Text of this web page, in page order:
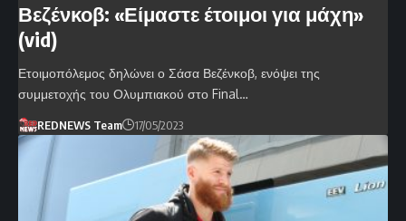
Βεζένκοβ: «Είμαστε έτοιμοι για μάχη»
(vid)
Ετοιμοπόλεμος δηλώνει ο Σάσα Βεζένκοβ, ενόψει της
συμμετοχής του Ολυμπιακού στο Final…
REDNEWS Team 17/05/2023